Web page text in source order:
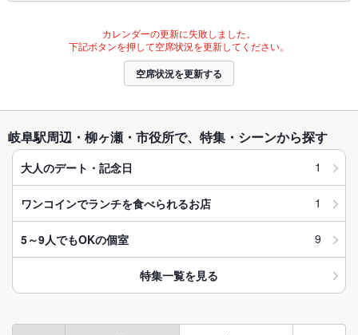
カレンダーの更新に失敗しました。
下記ボタンを押して空席状況を更新してください。
空席状況を更新する
岐阜駅周辺・柳ヶ瀬・市役所で、特集・シーンから探す
大人のデート・記念日 1
ワンコインでランチを食べられるお店 1
5～9人でもOKの個室 9
特集一覧を見る